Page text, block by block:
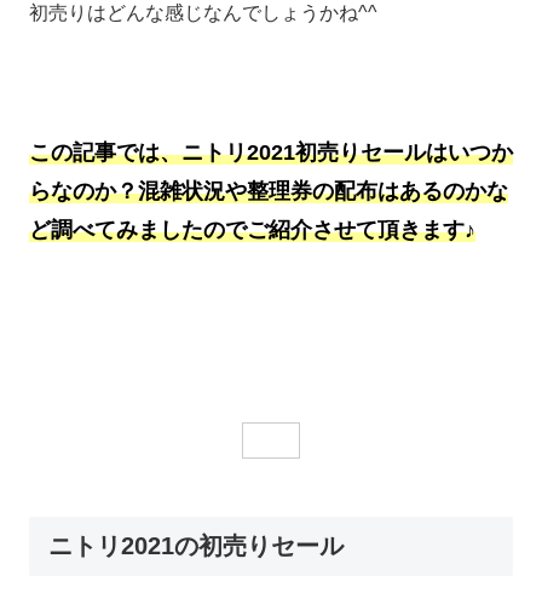
初売りはどんな感じなんでしょうかね^^
この記事では、ニトリ2021初売りセールはいつか
らなのか？混雑状況や整理券の配布はあるのかな
ど調べてみましたのでご紹介させて頂きます♪
ニトリ2021の初売りセール